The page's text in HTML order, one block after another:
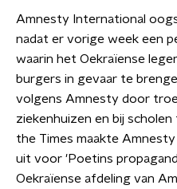
Amnesty International
nadat er vorige week een
waarin het Oekraïense
burgers in gevaar te
volgens Amnesty door
ziekenhuizen en bij
the Times maakte
uit voor 'Poetins
Oekraïense afdeling van